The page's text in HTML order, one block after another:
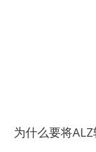
为什么要将ALZ